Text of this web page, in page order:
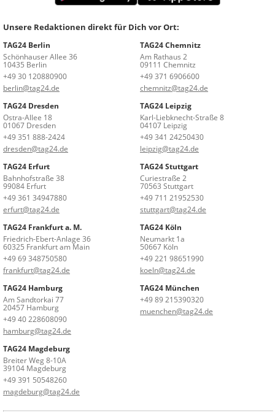
Unsere Redaktionen direkt für Dich vor Ort:
TAG24 Berlin
Schönhauser Allee 36
10435 Berlin
+49 30 120880900
berlin@tag24.de
TAG24 Chemnitz
Am Rathaus 2
09111 Chemnitz
+49 371 6906600
chemnitz@tag24.de
TAG24 Dresden
Ostra-Allee 18
01067 Dresden
+49 351 888-2424
dresden@tag24.de
TAG24 Leipzig
Karl-Liebknecht-Straße 8
04107 Leipzig
+49 341 24250430
leipzig@tag24.de
TAG24 Erfurt
Bahnhofstraße 38
99084 Erfurt
+49 361 34947880
erfurt@tag24.de
TAG24 Stuttgart
Curiestraße 2
70563 Stuttgart
+49 711 21952530
stuttgart@tag24.de
TAG24 Frankfurt a. M.
Friedrich-Ebert-Anlage 36
60325 Frankfurt am Main
+49 69 348750580
frankfurt@tag24.de
TAG24 Köln
Neumarkt 1a
50667 Köln
+49 221 98651990
koeln@tag24.de
TAG24 Hamburg
Am Sandtorkai 77
20457 Hamburg
+49 40 228608090
hamburg@tag24.de
TAG24 München
+49 89 215390320
muenchen@tag24.de
TAG24 Magdeburg
Breiter Weg 8-10A
39104 Magdeburg
+49 391 50548260
magdeburg@tag24.de